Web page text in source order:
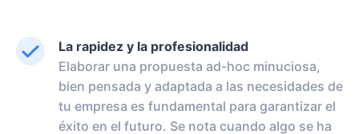
La rapidez y la profesionalidad
Elaborar una propuesta ad-hoc minuciosa,
bien pensada y adaptada a las necesidades de
tu empresa es fundamental para garantizar el
éxito en el futuro. Se nota cuando algo se ha